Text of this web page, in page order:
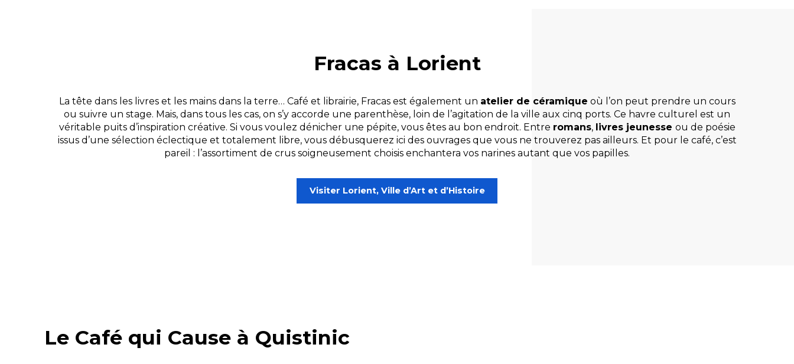
Fracas à Lorient
La tête dans les livres et les mains dans la terre… Café et librairie, Fracas est également un atelier de céramique où l’on peut prendre un cours
ou suivre un stage. Mais, dans tous les cas, on s’y accorde une parenthèse, loin de l’agitation de la ville aux cinq ports. Ce havre culturel est un
véritable puits d’inspiration créative. Si vous voulez dénicher une pépite, vous êtes au bon endroit. Entre romans, livres jeunesse ou de poésie
issus d’une sélection éclectique et totalement libre, vous débusquerez ici des ouvrages que vous ne trouverez pas ailleurs. Et pour le café, c’est
pareil : l’assortiment de crus soigneusement choisis enchantera vos narines autant que vos papilles.
Visiter Lorient, Ville d’Art et d’Histoire
Le Café qui Cause à Quistinic